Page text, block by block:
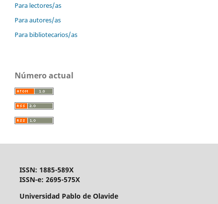
Para lectores/as
Para autores/as
Para bibliotecarios/as
Número actual
ISSN: 1885-589X
ISSN-e: 2695-575X
Universidad Pablo de Olavide